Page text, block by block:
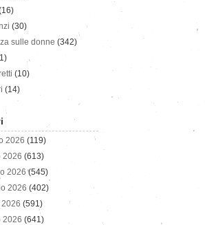
(30)
sulle donne (342)
(10)
(14)
2026 (119)
2026 (613)
2026 (545)
2026 (402)
(591)
2026 (641)